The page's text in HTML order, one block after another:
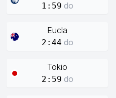
1:59 do
Eucla
2:44 do
Tokio
2:59 do